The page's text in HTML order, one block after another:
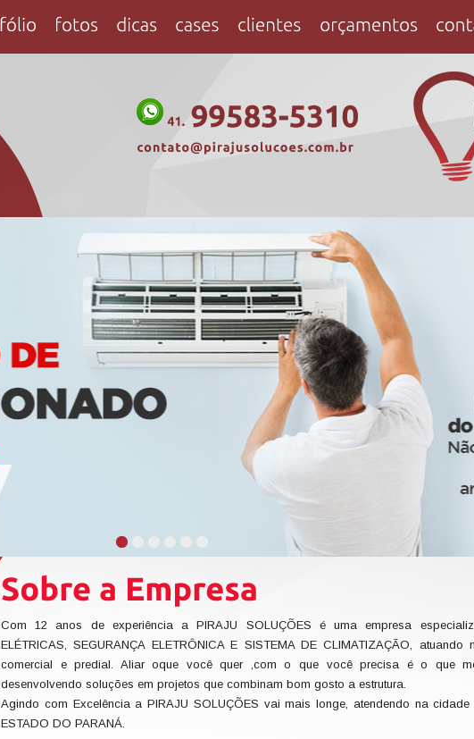
Com 12 anos de experiência a PIRAJU SOLUÇÕES é uma empresa
ELÉTRICAS, SEGURANÇA ELETRÔNICA E SISTEMA DE CLIMATIZAÇÃO, atuando
comercial e predial. Aliar oque você quer ,com o que você precisa é o que
desenvolvendo soluções em projetos que combinam bom gosto a estrutura.
Agindo com Excelência a PIRAJU SOLUÇÕES vai mais longe, atendendo na
ESTADO DO PARANÁ.